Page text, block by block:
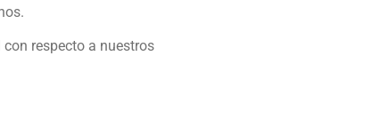
respecto a nuestros